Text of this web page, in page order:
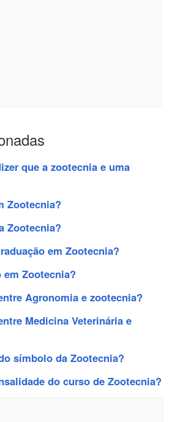
que a zootecnia e uma
Zootecnia?
Zootecnia?
em Zootecnia?
Zootecnia?
Agronomia e zootecnia?
Medicina Veterinária e
símbolo da Zootecnia?
do curso de Zootecnia?